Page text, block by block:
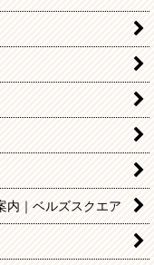
内｜ベルズスクエア